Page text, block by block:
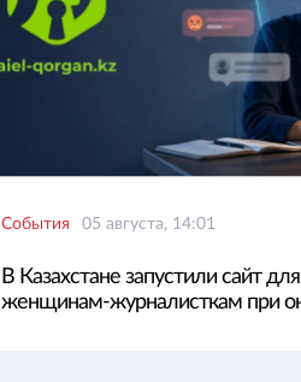
События 05 августа, 14:01
В Казахстане запустили сайт
женщинам-журналисткам при